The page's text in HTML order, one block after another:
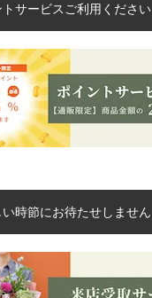
トサービスご利用ください
い時節にお待たせしません